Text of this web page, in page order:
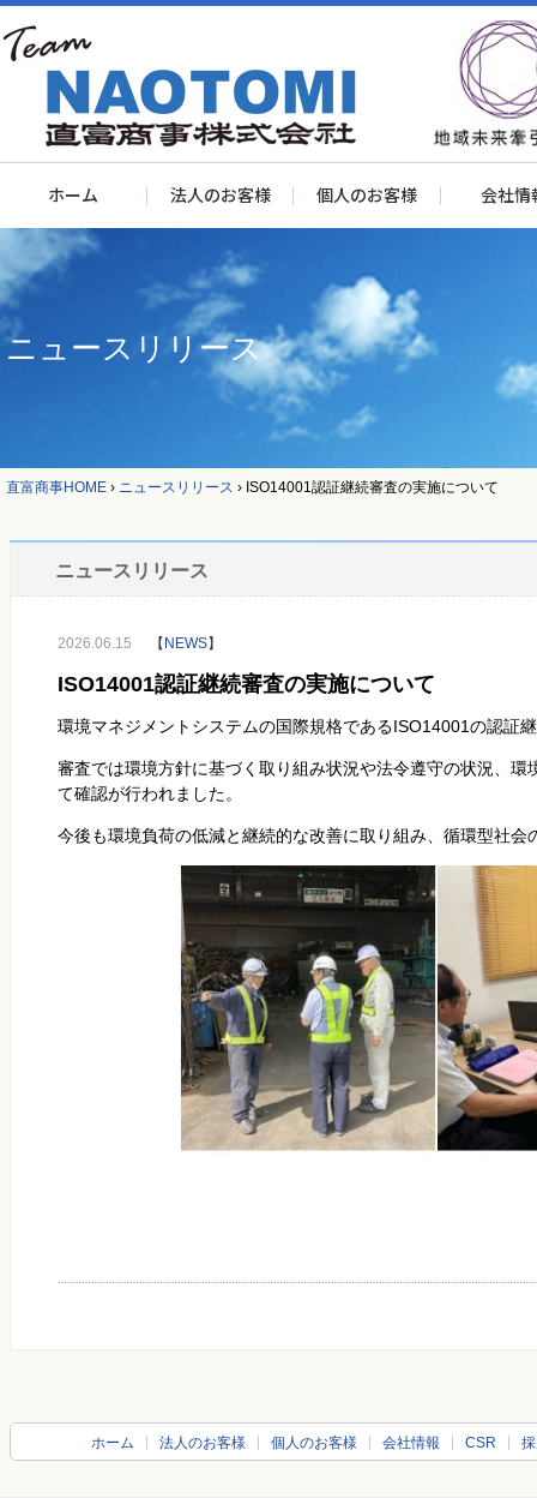
ホーム 法人のお客様 個人のお客様 会社情
ニュースリリース
直富商事HOME › ニュースリリース › ISO14001認証継続審査の実施について
ニュースリリース
2026.06.15 【 NEWS】
ISO14001認証継続審査の実施について
環境マネジメントシステムの国際規格であるISO14001の認証
審査では環境方針に基づく取り組み状況や法令遵守の状況、
て確認が行われました。
今後も環境負荷の低減と継続的な改善に取り組み、循環型社会
ホーム 法人のお客様 個人のお客様 会社情報 CSR